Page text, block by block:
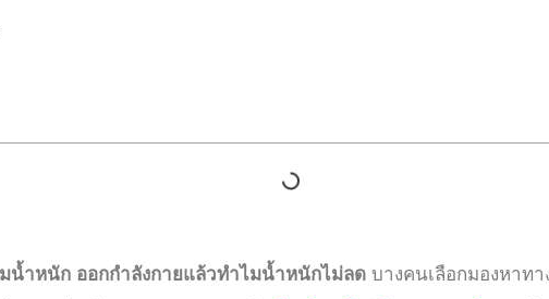
น้ำหนัก ออกกำลังกายแล้วทำไมน้ำหนักไม่ลด บางคนเลือกมองหาท